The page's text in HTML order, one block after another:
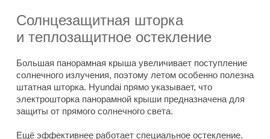
Солнцезащитная шторка
и теплозащитное остекление
Большая панорамная крыша увеличивает поступление
солнечного излучения, поэтому летом особенно полезна
штатная шторка. Hyundai прямо указывает, что
электрошторка панорамной крыши предназначена для
защиты от прямого солнечного света.
Ещё эффективнее работает специальное остекление.